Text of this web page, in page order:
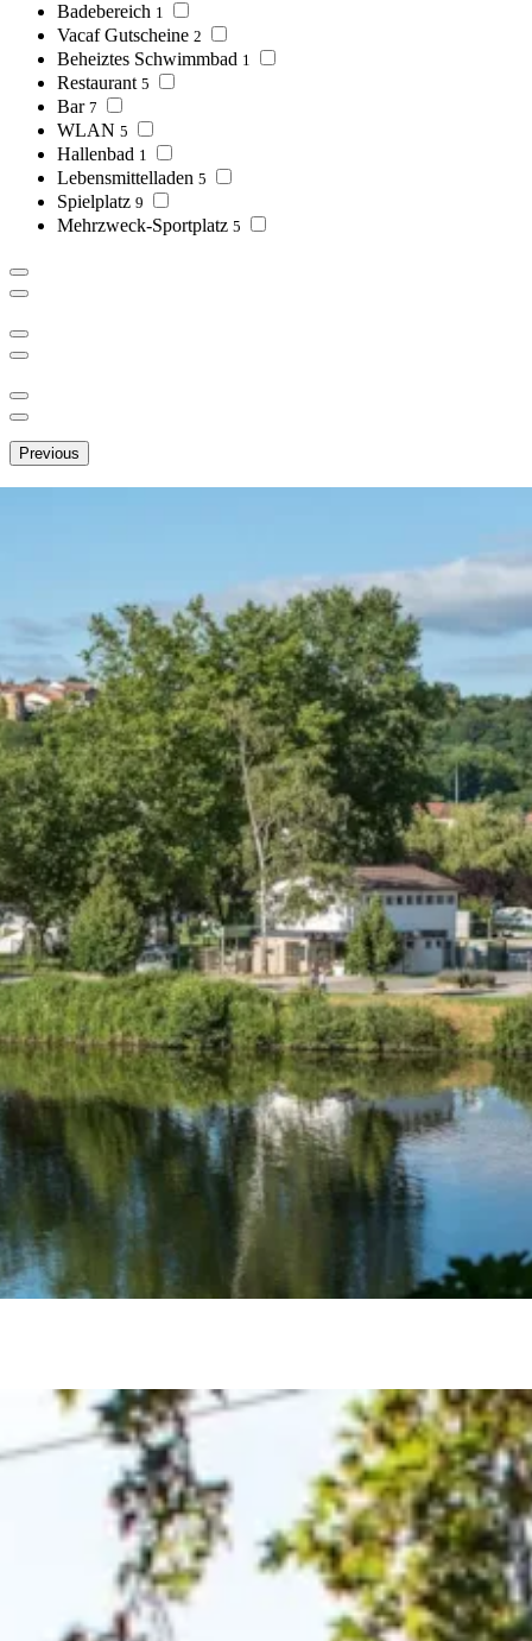
Badebereich 1
Vacaf Gutscheine 2
Beheiztes Schwimmbad 1
Restaurant 5
Bar 7
WLAN 5
Hallenbad 1
Lebensmittelladen 5
Spielplatz 9
Mehrzweck-Sportplatz 5
Previous